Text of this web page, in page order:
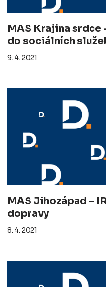
MAS Krajina
do sociálních
9. 4. 2021
MAS Jihozápad –
dopravy
8. 4. 2021